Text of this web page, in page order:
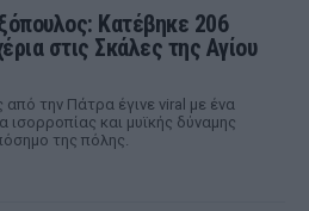
Κατέβηκε 206
στις Σκάλες της Αγίου
την Πάτρα έγινε viral με ένα
και μυϊκής δύναμης
της πόλης.